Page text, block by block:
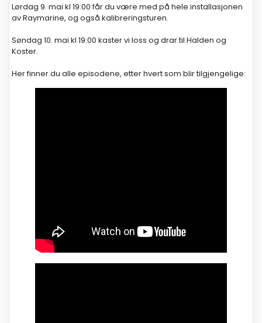
Lørdag 9. mai kl 19:00 får du være med på hele installasjonen
av Raymarine, og også kalibreringsturen.
Søndag 10. mai kl 19:00 kaster vi loss og drar til Halden og
Koster.
Her finner du alle episodene, etter hvert som blir tilgjengelige: